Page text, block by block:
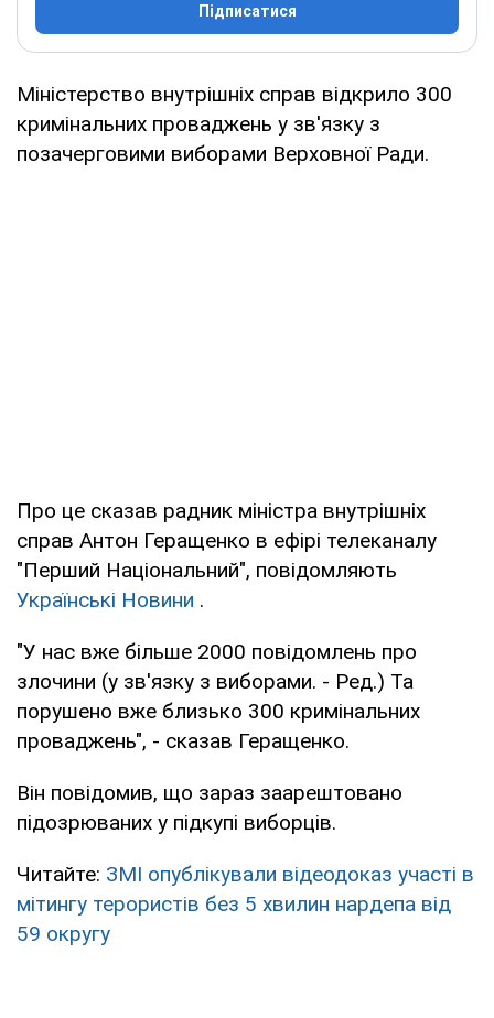
Підписатися
Міністерство внутрішніх справ відкрило 300
кримінальних проваджень у зв'язку з
позачерговими виборами Верховної Ради.
Про це сказав радник міністра внутрішніх
справ Антон Геращенко в ефірі телеканалу
"Перший Національний", повідомляють
Українські Новини .
"У нас вже більше 2000 повідомлень про
злочини (у зв'язку з виборами. - Ред.) Та
порушено вже близько 300 кримінальних
проваджень", - сказав Геращенко.
Він повідомив, що зараз заарештовано
підозрюваних у підкупі виборців.
Читайте: ЗМІ опублікували відеодоказ участі в
мітингу терористів без 5 хвилин нардепа від
59 округу